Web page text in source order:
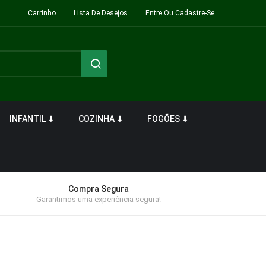
Carrinho Lista De Desejos Entre Ou Cadastre-Se
INFANTIL ⬇ COZINHA ⬇ FOGÕES ⬇
Compra Segura
Garantimos uma experiência segura!